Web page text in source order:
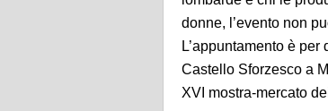
donne, l’evento non
L’appuntamento è
Castello Sforzesco a
XVI mostra-mercato